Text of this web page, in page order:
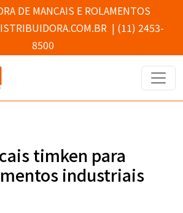
DE MANCAIS E ROLAMENTOS
| (11) 2453-
8500
timken para
industriais